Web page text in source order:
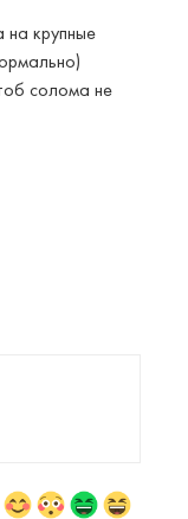
на крупные
солома не